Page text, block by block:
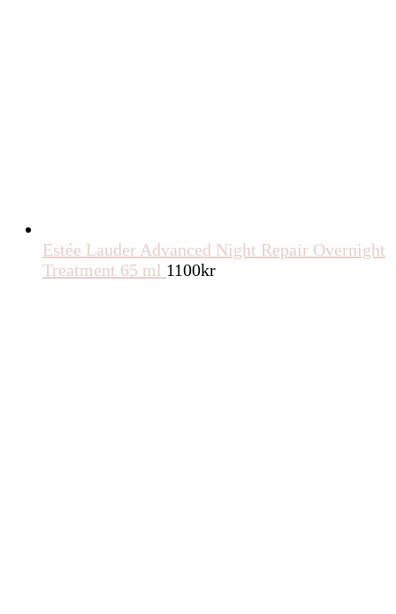
Estée Lauder Advanced Night Repair Overnight
Treatment 65 ml 1100kr